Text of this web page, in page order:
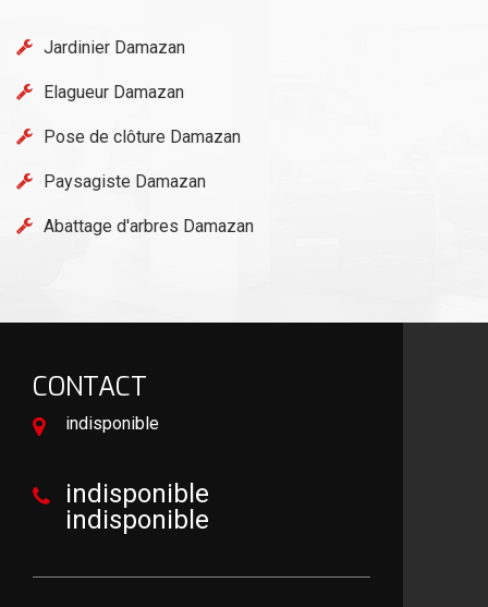
Jardinier Damazan
Elagueur Damazan
Pose de clôture Damazan
Paysagiste Damazan
Abattage d'arbres Damazan
CONTACT
indisponible
indisponible
indisponible